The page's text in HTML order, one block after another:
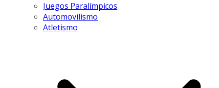
Juegos Paralímpicos
Automovilismo
Atletismo